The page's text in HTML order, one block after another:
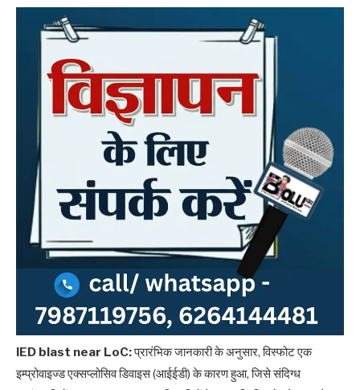
IED blast near LoC:प्रारंभिक जानकारी के अनुसार, विस्फोट एक
इम्प्रोवाइज्ड एक्सप्लोसिव डिवाइस (आईईडी) के कारण हुआ, जिसे संदिग्ध